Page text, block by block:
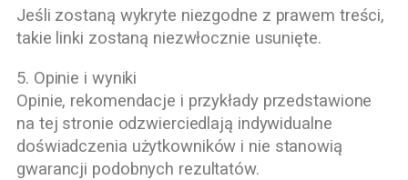
Jeśli zostaną wykryte niezgodne z prawem treści,
takie linki zostaną niezwłocznie usunięte.
5. Opinie i wyniki
Opinie, rekomendacje i przykłady przedstawione
na tej stronie odzwierciedlają indywidualne
doświadczenia użytkowników i nie stanowią
gwarancji podobnych rezultatów.